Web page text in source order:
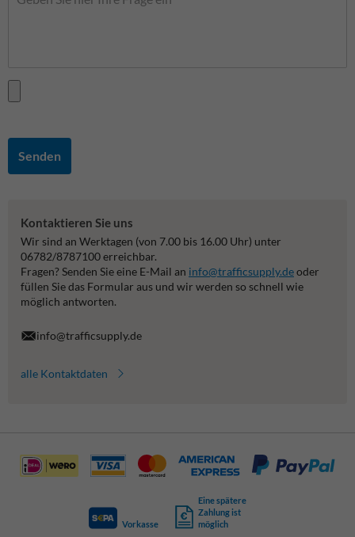
Senden
Kontaktieren Sie uns
Wir sind an Werktagen (von 7.00 bis 16.00 Uhr) unter
06782/8787100 erreichbar.
Fragen? Senden Sie eine E-Mail an info@trafficsupply.deoder
füllen Sie das Formular aus und wir werden so schnell wie
möglich antworten.
info@trafficsupply.de
alle Kontaktdaten
Vorkasse
Eine spätere
Zahlung ist
möglich